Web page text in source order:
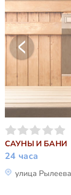
САУНЫ И БАНИ
24 часа
улица